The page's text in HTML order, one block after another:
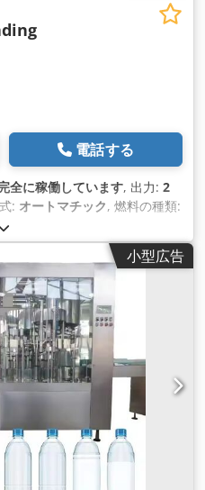
電話する
全に稼働しています, 出力: 2
: オートマチック, 燃料の種類:
kg（キログラム）
, 装備:CEマーキング,
小型広告